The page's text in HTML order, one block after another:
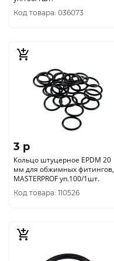
Код товара: 036073
3 p
Кольцо штуцерное EPDM 20
мм для обжимных фитингов,
MASTERPROF уп.100/1шт.
Код товара: 110526